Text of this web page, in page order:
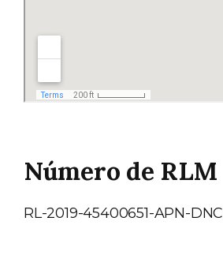
Número de RLM
RL-2019-45400651-APN-